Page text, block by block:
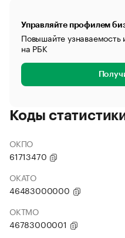
Управляйте профилем
Повышайте узнаваемость
на РБК
Коды
ОКПО
61713470
ОКАТО
46483000000
ОКТМО
46783000001